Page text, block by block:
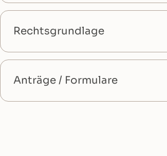
Rechtsgrundlage
Anträge / Formulare